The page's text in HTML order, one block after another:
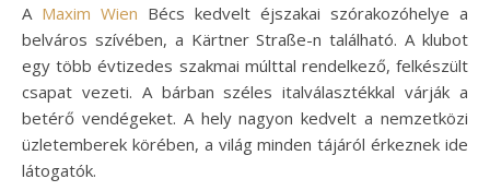
A Maxim Wien Bécs kedvelt éjszakai szórakozóhelye a
belváros szívében, a Kärtner Straße-n található. A klubot
egy több évtizedes szakmai múlttal rendelkező, felkészült
csapat vezeti. A bárban széles italválasztékkal várják a
betérő vendégeket. A hely nagyon kedvelt a nemzetközi
üzletemberek körében, a világ minden tájáról érkeznek ide
látogatók.